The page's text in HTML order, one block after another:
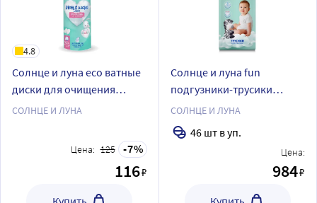
4.8
Солнце и луна eco ватные
диски для очищения
хлопковые круглые 70 шт.
СОЛНЦЕ И ЛУНА
Цена: 125 7
116₽
Солнце и луна fun
подгузники-трусики
детские одноразовые
размер 5/junior 13-20 кг 46
шт.
СОЛНЦЕ И ЛУНА
46 шт в уп.
Цена:
984₽